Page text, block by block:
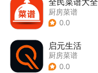
厨房菜谱
0.0
启元生活
厨房菜谱
0.0